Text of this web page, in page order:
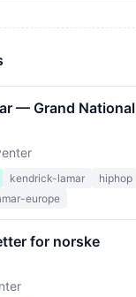
— Grand National
kendrick-lamar
hiphop
europe
for norske